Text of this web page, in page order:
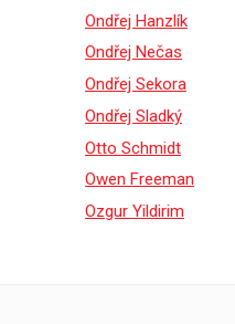
Ondřej Hanzlík
Ondřej Nečas
Ondřej Sekora
Ondřej Sladký
Otto Schmidt
Owen Freeman
Ozgur Yildirim